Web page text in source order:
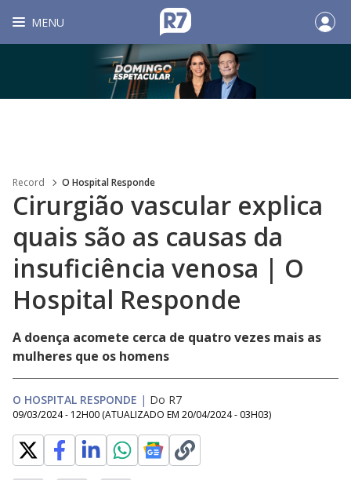
MENU
Record O Hospital Responde
Cirurgião vascular explica
quais são as causas da
insuficiência venosa | O
Hospital Responde
A doença acomete cerca de quatro vezes mais as
mulheres que os homens
O HOSPITAL RESPONDE | Do R7
09/03/2024 - 12H00 (ATUALIZADO EM 20/04/2024 - 03H03)